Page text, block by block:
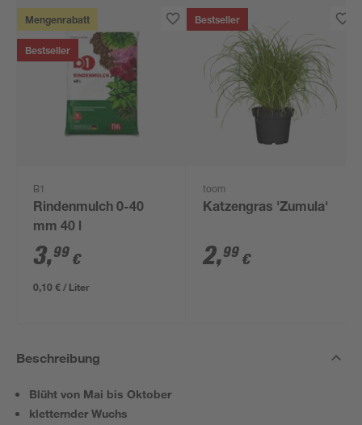
Mengenrabatt
Bestseller
B1
Rindenmulch 0-40
mm 40 l
3,99 €
0,10 € / Liter
Bestseller
toom
Katzengras 'Zumula'
2,99 €
Beschreibung
Blüht von Mai bis Oktober
kletternder Wuchs